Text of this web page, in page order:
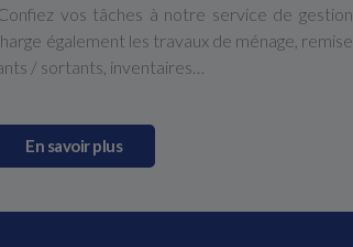
vos tâches à notre service de gestion
également les travaux de ménage, remise
/ sortants, inventaires…
En savoir plus